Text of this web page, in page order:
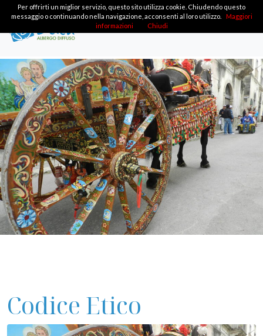
Codice Etico
Per offrirti un miglior servizio, questo sito utilizza cookie. Chiudendo questo
messaggio o continuando nella navigazione, acconsenti al loro utilizzo.
Maggiori
informazioni
Chiudi